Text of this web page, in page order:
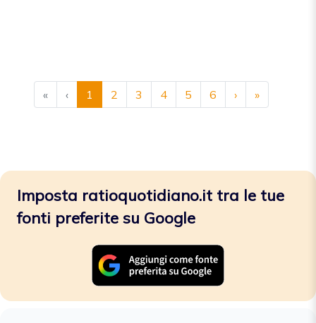
« ‹ 1 2 3 4 5 6 › »
Imposta ratioquotidiano.it tra le tue
fonti preferite su Google